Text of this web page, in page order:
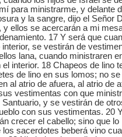
para ministrarme, y delante
y la sangre, dijo el Señor
y ellos se acercarán a mi
17 Y será que
interior, se vestirán de
lana, cuando ministraren
interior. 18 Chapeos de lino
de lino en sus lomos; no
al atrio de afuera, al atrio de
vestimentas con que
Santuario, y se vestirán de
con sus vestimentas. 20
crecer el cabello; sino que
los sacerdotes beberá vino